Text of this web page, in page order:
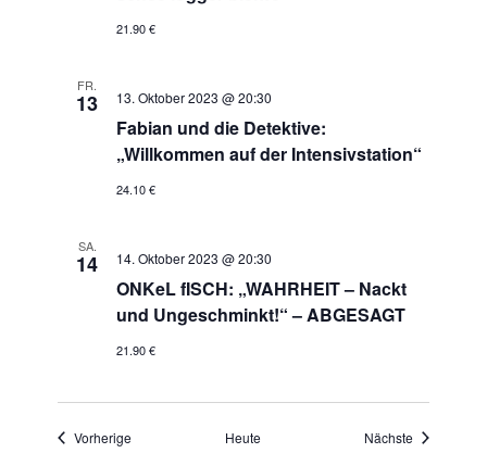
21.90 €
FR.
13 13. Oktober 2023 @ 20:30
Fabian und die Detektive:
„Willkommen auf der Intensivstation“
24.10 €
SA.
14 14. Oktober 2023 @ 20:30
ONKeL fISCH: „WAHRHEIT – Nackt
und Ungeschminkt!“ – ABGESAGT
21.90 €
Vorherige VeranstaltungenHeute Nächste